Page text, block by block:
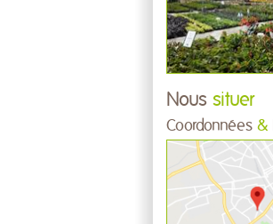
Nous situer
Coordonnées &